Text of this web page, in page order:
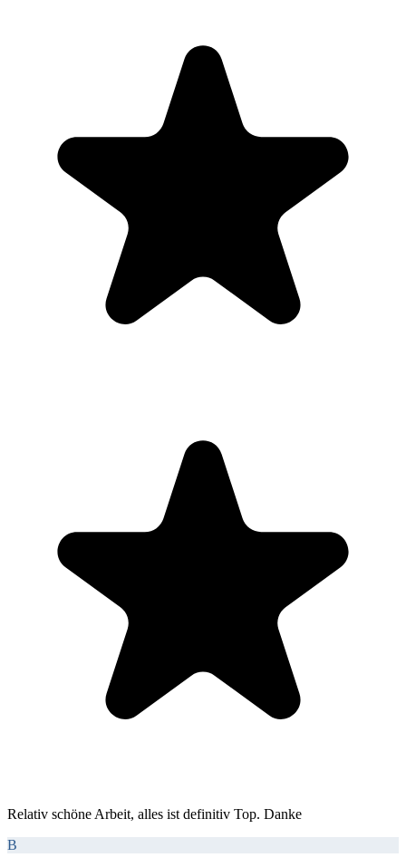
Relativ schöne Arbeit, alles ist definitiv Top. Danke
B